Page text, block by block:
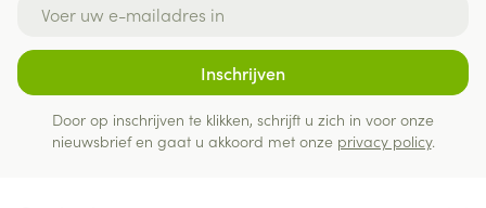
Inschrijven
Door op inschrijven te klikken, schrijft u zich in voor onze
nieuwsbrief en gaat u akkoord met onze privacy policy.